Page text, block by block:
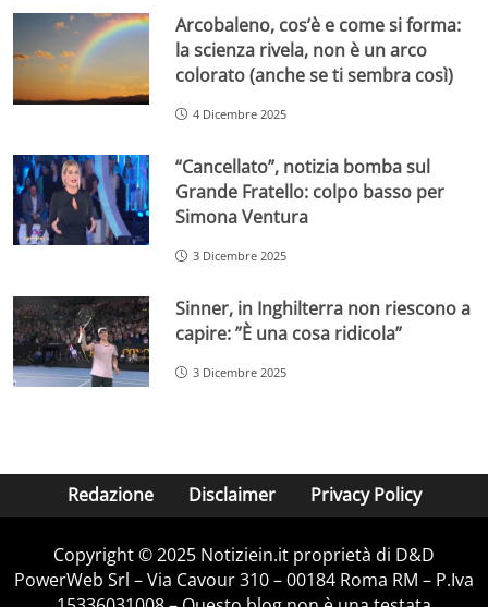
Arcobaleno, cos’è e come si forma:
la scienza rivela, non è un arco
colorato (anche se ti sembra così)
4 Dicembre 2025
“Cancellato”, notizia bomba sul
Grande Fratello: colpo basso per
Simona Ventura
3 Dicembre 2025
Sinner, in Inghilterra non riescono a
capire: ”È una cosa ridicola”
3 Dicembre 2025
Redazione Disclaimer Privacy Policy
Copyright © 2025 Notiziein.it proprietà di D&D
PowerWeb Srl – Via Cavour 310 – 00184 Roma RM – P.Iva